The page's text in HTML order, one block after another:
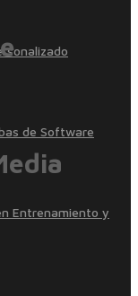
de Software
Entrenamiento y